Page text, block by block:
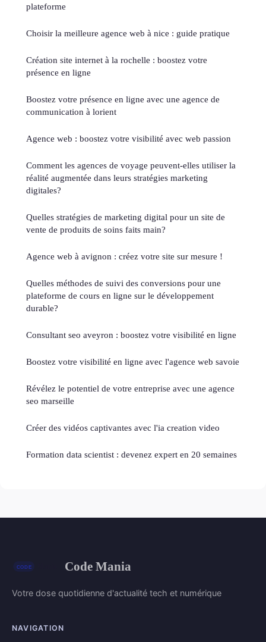
plateforme
Choisir la meilleure agence web à nice : guide pratique
Création site internet à la rochelle : boostez votre
présence en ligne
Boostez votre présence en ligne avec une agence de
communication à lorient
Agence web : boostez votre visibilité avec web passion
Comment les agences de voyage peuvent-elles utiliser la
réalité augmentée dans leurs stratégies marketing
digitales?
Quelles stratégies de marketing digital pour un site de
vente de produits de soins faits main?
Agence web à avignon : créez votre site sur mesure !
Quelles méthodes de suivi des conversions pour une
plateforme de cours en ligne sur le développement
durable?
Consultant seo aveyron : boostez votre visibilité en ligne
Boostez votre visibilité en ligne avec l'agence web savoie
Révélez le potentiel de votre entreprise avec une agence
seo marseille
Créer des vidéos captivantes avec l'ia creation video
Formation data scientist : devenez expert en 20 semaines
Code Mania
Votre dose quotidienne d'actualité tech et numérique
NAVIGATION